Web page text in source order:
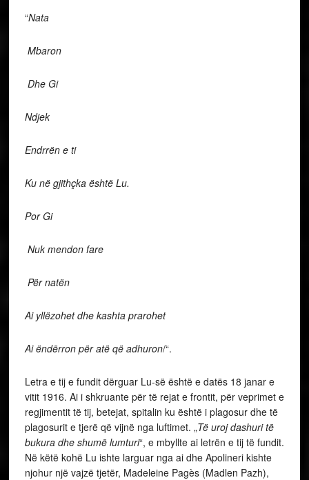
“Nata
Mbaron
Dhe Gi
Ndjek
Endrrën e ti
Ku në gjithçka është Lu.
Por Gi
Nuk mendon fare
Për natën
Ai yllëzohet dhe kashta prarohet
Ai ëndërron për atë që adhuron/“.
Letra e tij e fundit dërguar Lu-së është e datës 18 janar e
vitit 1916. Ai i shkruante për të rejat e frontit, për veprimet e
regjimentit të tij, betejat, spitalin ku është i plagosur dhe të
plagosurit e tjerë që vijnë nga luftimet. „Të uroj dashuri të
bukura dhe shumë lumturi“, e mbyllte ai letrën e tij të fundit.
Në këtë kohë Lu ishte larguar nga ai dhe Apolineri kishte
njohur një vajzë tjetër, Madeleine Pagès (Madlen Pazh),